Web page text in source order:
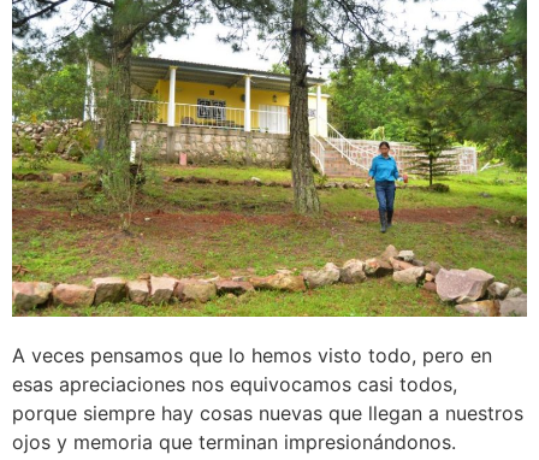
A veces pensamos que lo hemos visto todo, pero en
esas apreciaciones nos equivocamos casi todos,
porque siempre hay cosas nuevas que llegan a nuestros
ojos y memoria que terminan impresionándonos.